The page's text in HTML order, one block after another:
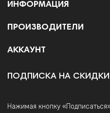
ИНФОРМАЦИЯ
ПРОИЗВОДИТЕЛИ
АККАУНТ
ПОДПИСКА НА
Нажимая кнопку